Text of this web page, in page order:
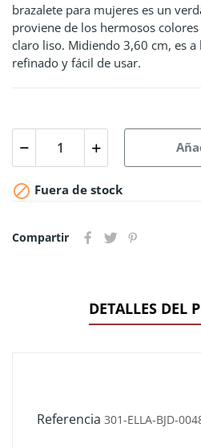
brazalete para mujeres es un
proviene de los hermosos
claro liso. Midiendo 3,60 cm, es a
refinado y fácil de usar.
 Fuera de stock
Compartir
DETALLES DEL
Referencia 301-ELLA-BJD-